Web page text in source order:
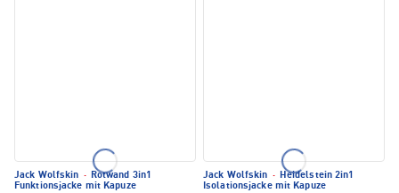
Jack Wolfskin · Rotwand 3in1
Funktionsjacke mit Kapuze
Jack Wolfskin · Heidelstein 2in1
Isolationsjacke mit Kapuze